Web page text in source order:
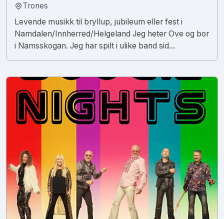
Trones
Levende musikk til bryllup, jubileum eller fest i
Namdalen/Innherred/Helgeland Jeg heter Ove og bor
i Namsskogan. Jeg har spilt i ulike band sid...